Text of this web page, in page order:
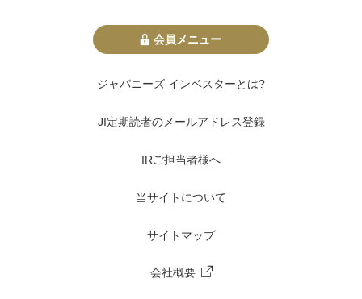
会員メニュー
ジャパニーズ インベスターとは?
JI定期読者のメールアドレス登録
IRご担当者様へ
当サイトについて
サイトマップ
会社概要